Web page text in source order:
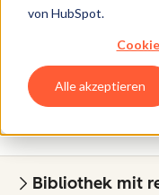
von HubSpot.
Alle akzeptieren
egal ob Sie Kundin
leicht
Bibliothek mit